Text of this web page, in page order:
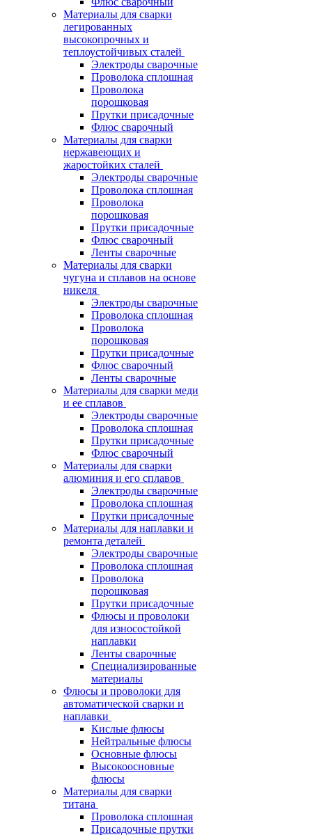
Материалы для сварки
легированных
высокопрочных и
теплоустойчивых сталей
Электроды сварочные
Проволока сплошная
Проволока
порошковая
Прутки присадочные
Флюс сварочный
Материалы для сварки
нержавеющих и
жаростойких сталей
Электроды сварочные
Проволока сплошная
Проволока
порошковая
Прутки присадочные
Флюс сварочный
Ленты сварочные
Материалы для сварки
чугуна и сплавов на основе
никеля
Электроды сварочные
Проволока сплошная
Проволока
порошковая
Прутки присадочные
Флюс сварочный
Ленты сварочные
Материалы для сварки меди
и ее сплавов
Электроды сварочные
Проволока сплошная
Прутки присадочные
Флюс сварочный
Материалы для сварки
алюминия и его сплавов
Электроды сварочные
Проволока сплошная
Прутки присадочные
Материалы для наплавки и
ремонта деталей
Электроды сварочные
Проволока сплошная
Проволока
порошковая
Прутки присадочные
Флюсы и проволоки
для износостойкой
наплавки
Ленты сварочные
Специализированные
материалы
Флюсы и проволоки для
автоматической сварки и
наплавки
Кислые флюсы
Нейтральные флюсы
Основные флюсы
Высокоосновные
флюсы
Материалы для сварки
титана
Проволока сплошная
Присадочные прутки